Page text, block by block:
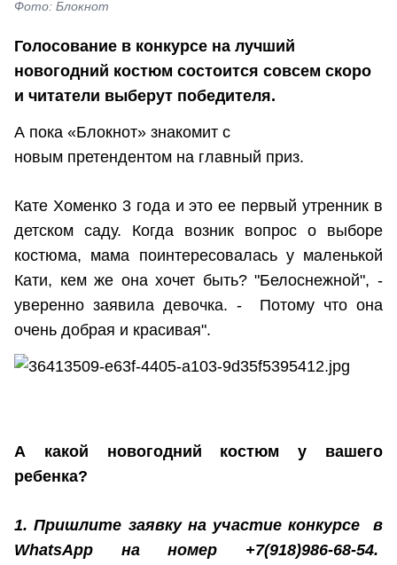
Фото: Блокнот
Голосование в конкурсе на лучший
новогодний костюм состоится совсем скоро
и читатели выберут победителя.
А пока «Блокнот» знакомит с
новым претендентом на главный приз.
Кате Хоменко 3 года и это ее первый утренник в
детском саду. Когда возник вопрос о выборе
костюма, мама поинтересовалась у маленькой
Кати, кем же она хочет быть? "Белоснежной", -
уверенно заявила девочка. - Потому что она
очень добрая и красивая".
А какой новогодний костюм у вашего
ребенка?
1. Пришлите заявку на участие конкурсе в
WhatsApp на номер +7(918)986-68-54.